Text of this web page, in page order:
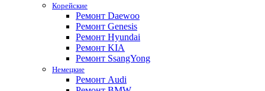
Корейские
Ремонт Daewoo
Ремонт Genesis
Ремонт Hyundai
Ремонт KIA
Ремонт SsangYong
Немецкие
Ремонт Audi